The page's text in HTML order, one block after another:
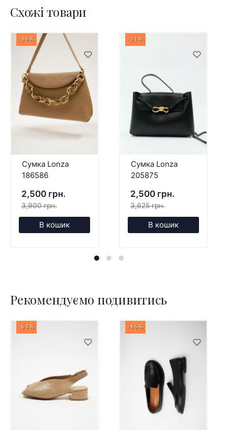
Схожі товари
-36%
Сумка Lonza
186586
2,500 грн.
3,900 грн.
В кошик
-31%
Сумка Lonza
205875
2,500 грн.
3,625 грн.
В кошик
Рекомендуємо подивитись
-63% -46%